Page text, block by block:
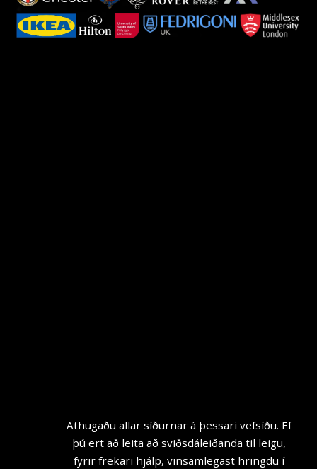
Athugaðu allar síðurnar á þessari vefsíðu. Ef
þú ert að leita að sviðsdáleiðanda til leigu,
fyrir frekari hjálp, vinsamlegast hringdu í